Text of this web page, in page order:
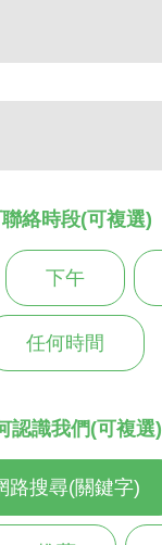
絡時段(可複選)
下午
任何時間
認識我們(可複選)
路搜尋(關鍵字)